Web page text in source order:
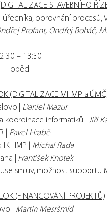
STAVEBNÍHO
porovnání procesů,
Profant, Ondřej Boháč,
– 13:30
oběd
(DIGITALIZACE MHMP a
| Daniel Mazur
koordinace informatiků | Jiří
| Pavel Hrabě
HMP | Michal Rada
| František Knotek
smluv, možnost supportu
(FINANCOVÁNÍ PROJEKTŮ)
| Martin Mesršmíd